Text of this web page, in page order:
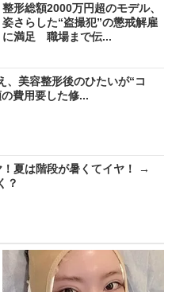
整形総額2000万円超のモデル、
姿さらした“盗撮犯”の懲戒解雇
に満足 職場まで伝...
、美容整形後のひたいが“コ
費用要した修...
！夏は階段が暑くてイヤ！ →
？